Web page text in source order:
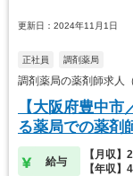
更新日：2024年11月1日
正社員 調剤薬局
調剤薬局の薬剤師求人
【大阪府豊中
る薬局での薬剤
給与
【月収
【年収